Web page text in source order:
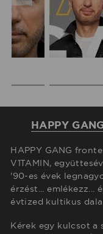
HAPPY
HAPPY GANG
V1TAMIN,
'90-es évek
érzést... emlékezz...
évtized kultikus
Kérek egy kulcsot a